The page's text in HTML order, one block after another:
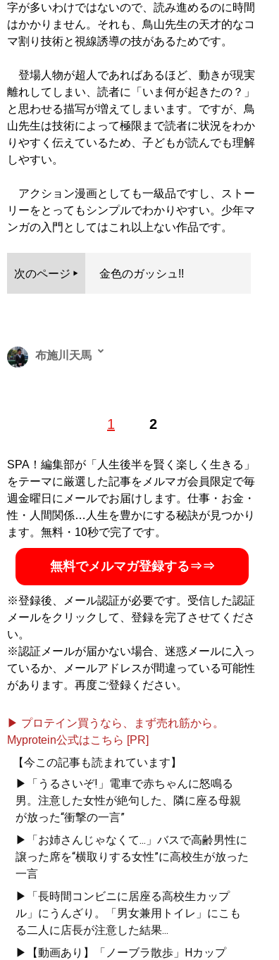
字が多いわけではないので、読み進めるのに時間
はかかりません。それも、鳥山先生の天才的なコ
マ割り技術と視線誘導の技があるためです。
登場人物が超人であればあるほど、動きが現実
離れしてしまい、読者に「いま何が起きたの？」
と思わせる描写が増えてしまいます。ですが、鳥
山先生は技術によって極限まで読者に状況をわか
りやすく伝えているため、子どもが読んでも理解
しやすい。
アクション漫画としても一級品ですし、ストー
リーをとってもシンプルでわかりやすい。少年マ
ンガの入門としてはこれ以上ない作品です。
次のページ 金色のガッシュ!!
1 2
布施川天馬
団」評議員。 1997年生まれ。世帯年収300万円台の家庭
末東大合格を果たす。著書に最小コストで結果を出すノ
ウハウを体系化した『
東大式節約勉強法 』、膨大な範囲
と量の受験勉強をする中で気がついた「コスパを極限ま
で高める時間の使い方」を解説した『
東大式時間術
ど。
株式会社カルペ・ディエム にて、お金と時間をかけ
ない「省エネスタイルの勉強法」などを伝える。
MENSA会員。（Xアカウント:
目標達成のための最短ル
ート、最小コストの具体
的な方法が満載
の自宅勉強法』
合格した著者が明かす
「最高の勉強法」
SPA！編集部が「人生後半を賢く楽しく生きる」
をテーマに厳選した記事をメルマガ会員限定で毎
週金曜日にメールでお届けします。仕事・お金・
性・人間関係…人生を豊かにする秘訣が見つかり
ます。無料・10秒で完了です。
無料でメルマガ登録する⇒⇒
※登録後、メール認証が必要です。受信した認証
メールをクリックして、登録を完了させてくださ
い。
※認証メールが届かない場合、迷惑メールに入っ
ているか、メールアドレスが間違っている可能性
があります。再度ご登録ください。
▶ プロテイン買うなら、まず売れ筋から。
Myprotein公式はこちら [PR]
【今この記事も読まれています】
▶「うるさいぞ!」電車で赤ちゃんに怒鳴る
男。注意した女性が絶句した、隣に座る母親
が放った“衝撃の一言”
▶「お姉さんじゃなくて...」バスで高齢男性に
譲った席を“横取りする女性”に高校生が放った
一言
▶「長時間コンビニに居座る高校生カップ
ル」にうんざり。「男女兼用トイレ」にこも
る二人に店長が注意した結果...
▶【動画あり】「ノーブラ散歩」Hカップ